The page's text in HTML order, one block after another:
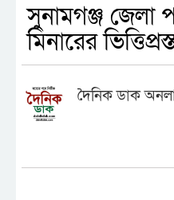
সুনামগঞ্জ জেলা
মিনারের
দৈনিক ডাক